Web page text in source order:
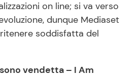
on line; si va verso
dunque Mediaset
soddisfatta del
vendetta – I Am